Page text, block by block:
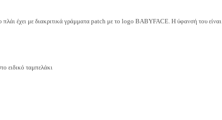
πλάι έχει με διακριτικά γράμματα patch με το logo BABYFACE. Η ύφανσή του είναι
ειδικό ταμπελάκι